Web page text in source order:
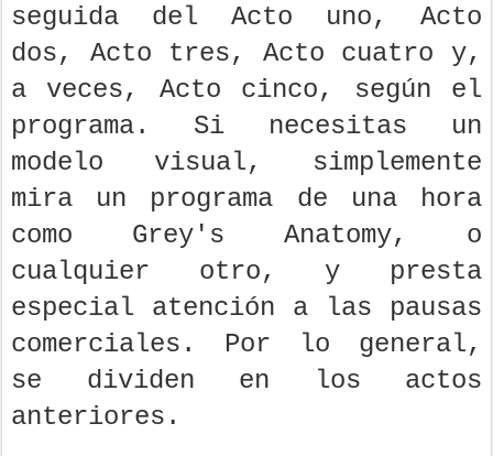
seguida del Acto uno, Acto
dos, Acto tres, Acto cuatro y,
a veces, Acto cinco, según el
programa. Si necesitas un
modelo visual, simplemente
mira un programa de una hora
como Grey's Anatomy, o
cualquier otro, y presta
especial atención a las pausas
comerciales. Por lo general,
se dividen en los actos
anteriores.